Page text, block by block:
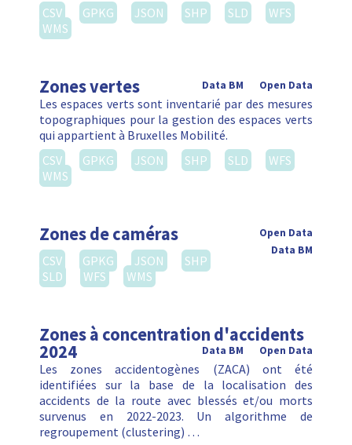
CSV
GPKG JSON SHP SLD
WFS
WMS
Zones vertes Open Data
Data BM
Les espaces verts sont inventarié par des mesures
topographiques pour la gestion des espaces verts
qui appartient à Bruxelles Mobilité.
CSV
GPKG JSON SHP SLD
WFS
WMS
Zones de caméras
Open Data
Data BM
CSV GPKG JSON
SHP
SLD
WFS WMS
Zones à concentration d'accidents
2024 Open Data
Data BM
Les zones accidentogènes (ZACA) ont été
identifiées sur la base de la localisation des
accidents de la route avec blessés et/ou morts
survenus en 2022-2023. Un algorithme de
regroupement (clustering) …